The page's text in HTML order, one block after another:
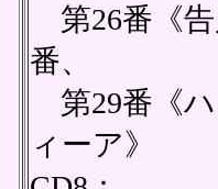
第26番《告
番、
第29番《
ィーア》